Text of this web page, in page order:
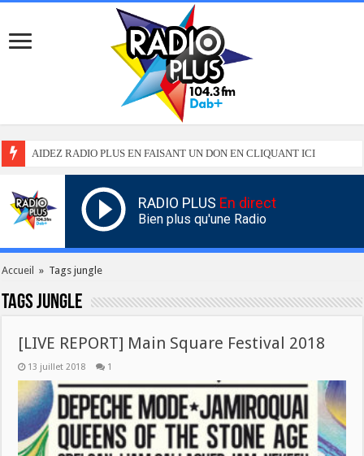
AIDEZ RADIO PLUS EN FAISANT UN DON EN CLIQUANT ICI
RADIO PLUS En direct
Bien plus qu'une Radio
Accueil » Tags jungle
Tagsjungle
[LIVE REPORT] Main Square Festival 2018
13 juillet 2018 1